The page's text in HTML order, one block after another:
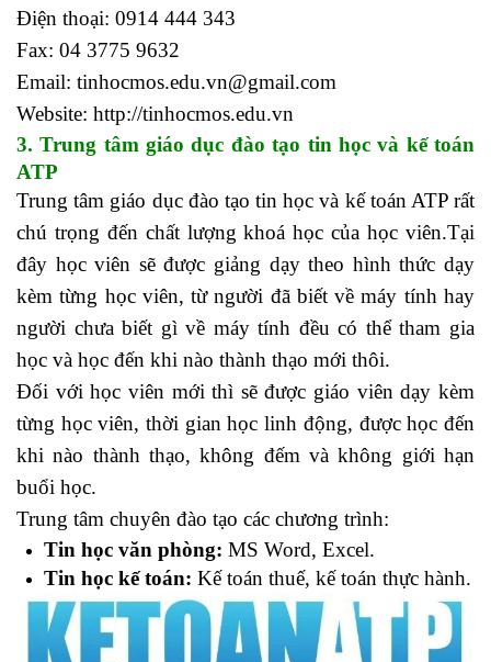
Điện thoại: 0914 444 343
Fax: 04 3775 9632
Email: tinhocmos.edu.vn@gmail.com
Website: http://tinhocmos.edu.vn
3. Trung tâm giáo dục đào tạo tin học và kế toán
ATP
Trung tâm giáo dục đào tạo tin học và kế toán ATP rất
chú trọng đến chất lượng khoá học của học viên.Tại
đây học viên sẽ được giảng dạy theo hình thức dạy
kèm từng học viên, từ người đã biết về máy tính hay
người chưa biết gì về máy tính đều có thể tham gia
học và học đến khi nào thành thạo mới thôi.
Đối với học viên mới thì sẽ được giáo viên dạy kèm
từng học viên, thời gian học linh động, được học đến
khi nào thành thạo, không đếm và không giới hạn
buổi học.
Trung tâm chuyên đào tạo các chương trình:
Tin học văn phòng: MS Word, Excel.
Tin học kế toán: Kế toán thuế, kế toán thực hành.